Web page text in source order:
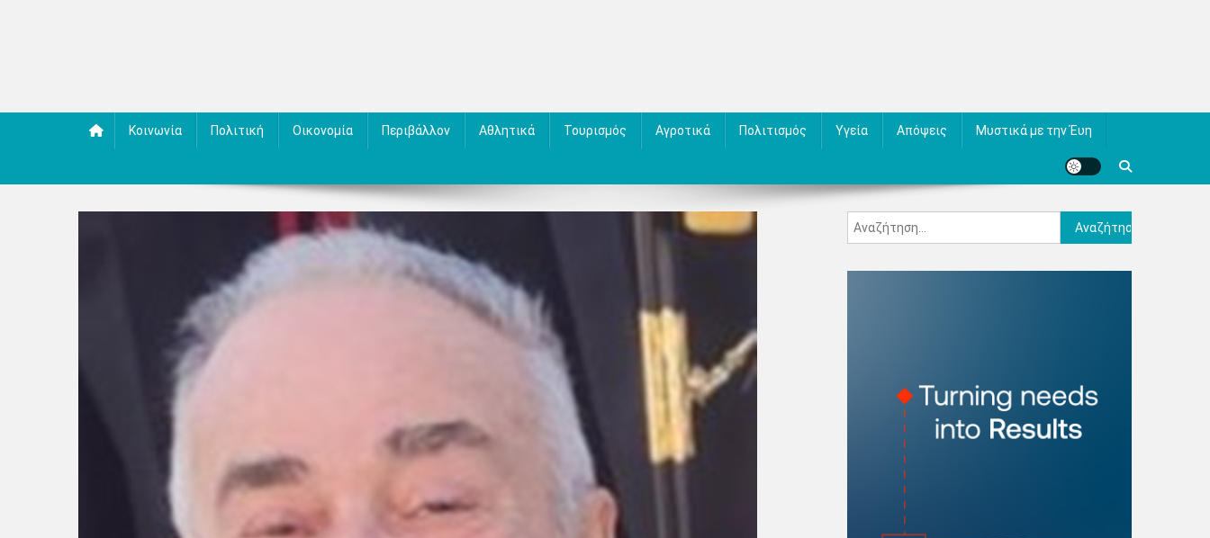
Κοινωνία Πολιτική Οικονομία Περιβάλλον Αθλητικά Τουρισμός Αγροτικά Πολιτισμός Υγεία Απόψεις Μυστικά με την Έυη
Αναζήτηση
για: